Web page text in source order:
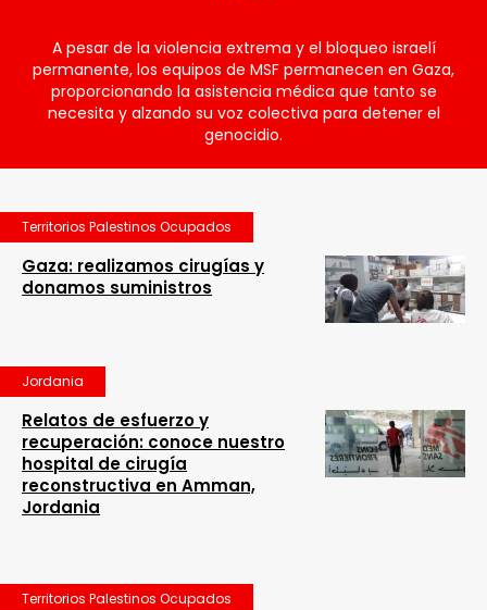
A pesar de la violencia extrema y el bloqueo israelí
permanente, los equipos de MSF permanecen en Gaza,
proporcionando la asistencia médica que tanto se
necesita y alzando su voz colectiva para detener el
genocidio.
Territorios Palestinos Ocupados
Gaza: realizamos cirugías y
donamos suministros
Jordania
Relatos de esfuerzo y
recuperación: conoce nuestro
hospital de cirugía
reconstructiva en Amman,
Jordania
Territorios Palestinos Ocupados